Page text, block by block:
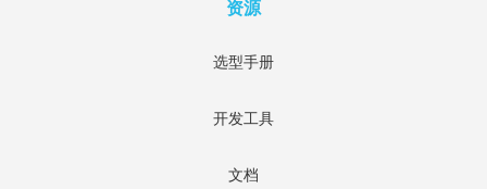
资源
选型手册
开发工具
文档